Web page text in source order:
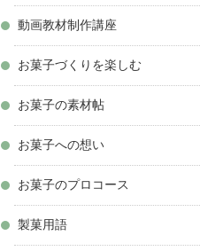
動画教材制作講座
お菓子づくりを楽しむ
お菓子の素材帖
お菓子への想い
お菓子のプロコース
製菓用語